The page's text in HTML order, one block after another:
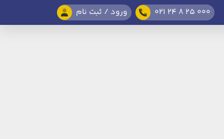
021 24 8 25 000 ورود / ثبت نام